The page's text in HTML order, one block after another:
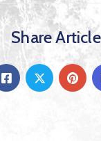
Share Article